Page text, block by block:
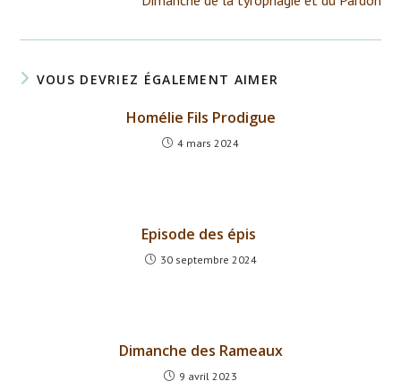
VOUS DEVRIEZ ÉGALEMENT AIMER
Homélie Fils Prodigue
4 mars 2024
Episode des épis
30 septembre 2024
Dimanche des Rameaux
9 avril 2023